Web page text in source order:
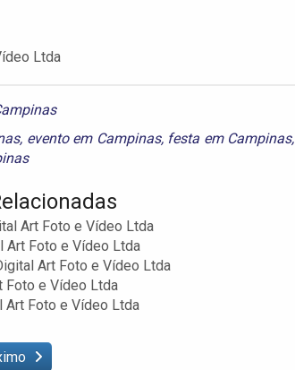
Ltda
, evento em Campinas, festa em Campinas,
Art Foto e Vídeo Ltda
Art Foto e Vídeo Ltda
Art Foto e Vídeo Ltda
Foto e Vídeo Ltda
Art Foto e Vídeo Ltda